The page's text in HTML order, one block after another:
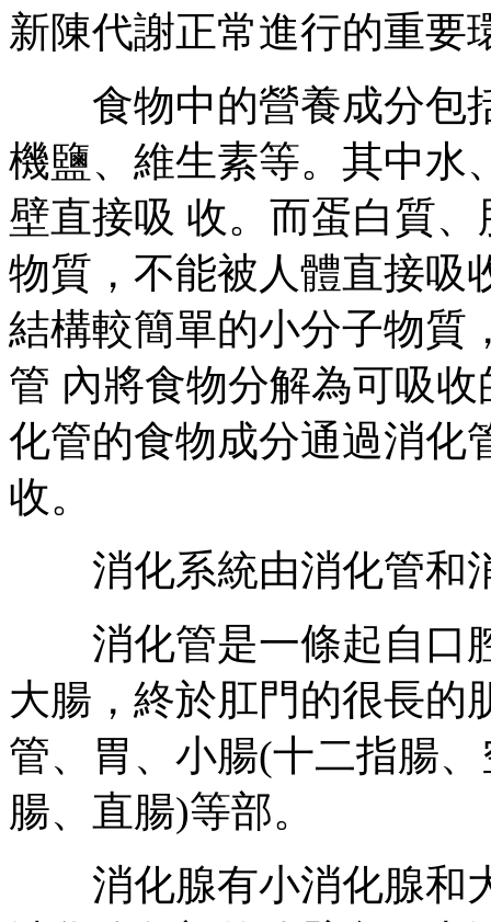
新陳代謝正常進行的重要
食物中的營養成分包
機鹽、維生素等。其中水
壁直接吸 收。而蛋白質
物質，不能被人體直接吸
結構較簡單的小分子物質
管 內將食物分解為可吸
化管的食物成分通過消化
收。
消化系統由消化管和
消化管是一條起自口
大腸，終於肛門的很長的
管、胃、小腸(十二指腸
腸、直腸)等部。
消化腺有小消化腺和